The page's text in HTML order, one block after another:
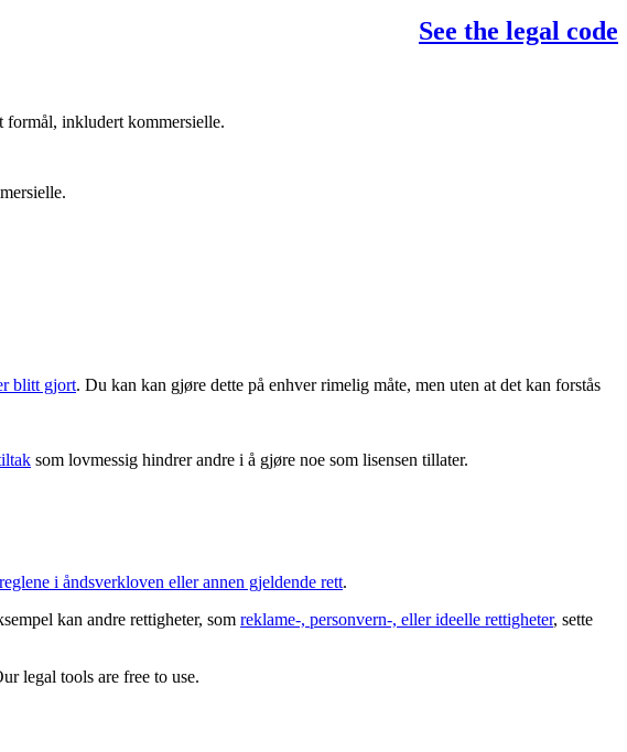
See the legal code
inkludert kommersielle.
blitt gjort. Du kan kan gjøre dette på enhver rimelig måte, men uten at det kan forstås
som lovmessig hindrer andre i å gjøre noe som lisensen tillater.
i åndsverkloven eller annen gjeldende rett.
kan andre rettigheter, som reklame-, personvern-, eller ideelle rettigheter, sette
legal tools are free to use.